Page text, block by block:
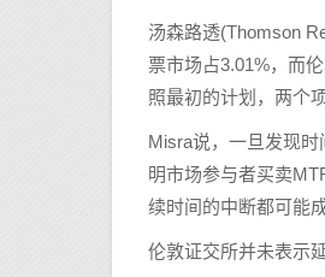
汤森路透(Thomson
票市场占3.01%，而
照最初的计划，两个
Misra说，一旦发现
明市场参与者买卖
续时间的中断都可能
伦敦证交所并未表示